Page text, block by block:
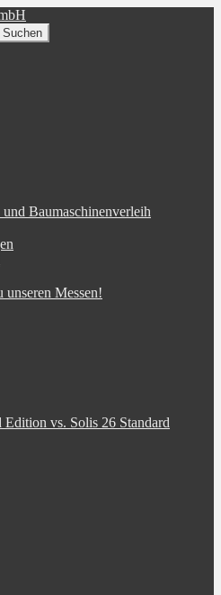
Suchen
Baumaschinenverleih
Messen!
vs. Solis 26 Standard